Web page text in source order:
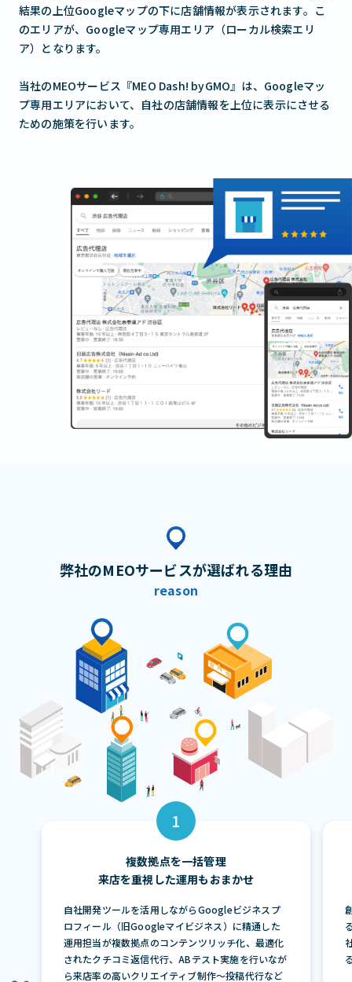
結果の上位Googleマップの下に店舗情報が表示されます。こ
のエリアが、Googleマップ専用エリア（ローカル検索エリ
ア）となります。
当社のMEOサービス『MEO Dash! byGMO』は、Googleマッ
プ専用エリアにおいて、自社の店舗情報を上位に表示にさせる
ための施策を行います。
弊社のMEOサービスが選ばれる理由
reason
複数拠点を一括管理
来店を重視した運用もおまかせ
自社開発ツールを活用しながらGoogleビジネスプ
ロフィール（旧Googleマイビジネス）に精通した
運用担当が複数拠点のコンテンツリッチ化、最適化
されたクチコミ返信代行、ABテスト実施を行いなが
ら来店率の高いクリエイティブ制作〜投稿代行など